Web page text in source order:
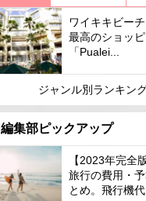
ワイキキビーチ
最高のショッ
「Pualei...
ジャンル別ランキン
編集部ピックアップ
【2023年完全
旅行の費用・
とめ。飛行機